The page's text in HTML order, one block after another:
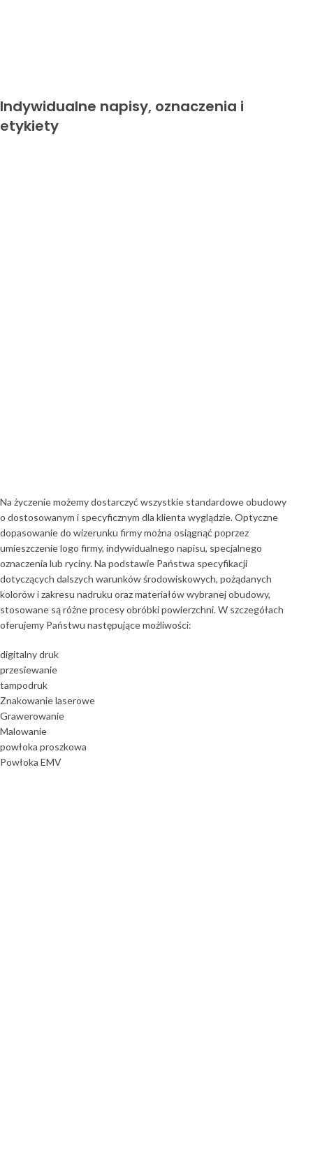
Indywidualne napisy, oznaczenia i
etykiety
Na życzenie możemy dostarczyć wszystkie standardowe obudowy
o dostosowanym i specyficznym dla klienta wyglądzie. Optyczne
dopasowanie do wizerunku firmy można osiągnąć poprzez
umieszczenie logo firmy, indywidualnego napisu, specjalnego
oznaczenia lub ryciny. Na podstawie Państwa specyfikacji
dotyczących dalszych warunków środowiskowych, pożądanych
kolorów i zakresu nadruku oraz materiałów wybranej obudowy,
stosowane są różne procesy obróbki powierzchni. W szczegółach
oferujemy Państwu następujące możliwości:
digitalny druk
przesiewanie
tampodruk
Znakowanie laserowe
Grawerowanie
Malowanie
powłoka proszkowa
Powłoka EMV